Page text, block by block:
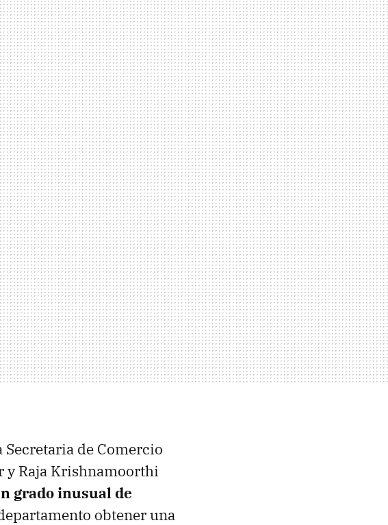
Secretaria de Comercio
y Raja Krishnamoorthi
grado inusual de
obtener una